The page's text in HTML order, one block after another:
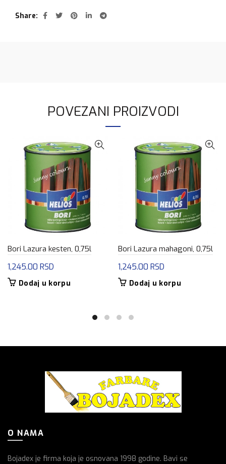
Share
POVEZANI PROIZVODI
Bori Lazura kesten, 0,75l
1,245.00 RSD
Dodaj u korpu
Bori Lazura mahagoni, 0,75l
1,245.00 RSD
Dodaj u korpu
O NAMA
Bojadex je firma koja je osnovana 1998 godine. Bavi se